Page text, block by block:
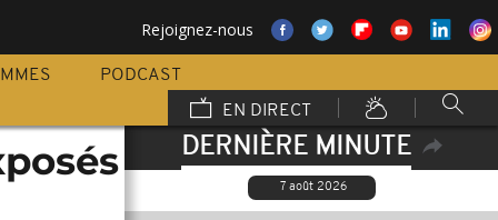
Rejoignez-nous
PODCAST
EN DIRECT
DERNIÈRE MINUTE
7 août 2026